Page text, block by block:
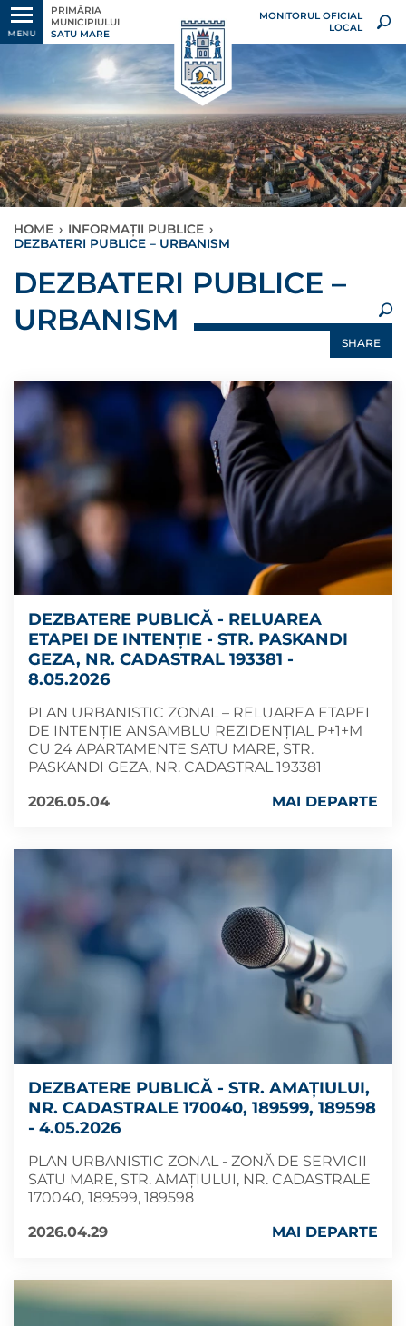
MENU
PRIMĂRIA
MUNICIPIULUI
SATU MARE
MONITORUL OFICIAL
LOCAL
HOME › INFORMAȚII PUBLICE ›
DEZBATERI PUBLICE – URBANISM
DEZBATERI PUBLICE –
URBANISM
SHARE
DEZBATERE PUBLICĂ - RELUAREA
ETAPEI DE INTENȚIE - STR. PASKANDI
GEZA, NR. CADASTRAL 193381 -
8.05.2026
PLAN URBANISTIC ZONAL – RELUAREA ETAPEI
DE INTENȚIE ANSAMBLU REZIDENȚIAL P+1+M
CU 24 APARTAMENTE SATU MARE, STR.
PASKANDI GEZA, NR. CADASTRAL 193381
2026.05.04
MAI DEPARTE
DEZBATERE PUBLICĂ - STR. AMAȚIULUI,
NR. CADASTRALE 170040, 189599, 189598
- 4.05.2026
PLAN URBANISTIC ZONAL - ZONĂ DE SERVICII
SATU MARE, STR. AMAȚIULUI, NR. CADASTRALE
170040, 189599, 189598
2026.04.29
MAI DEPARTE